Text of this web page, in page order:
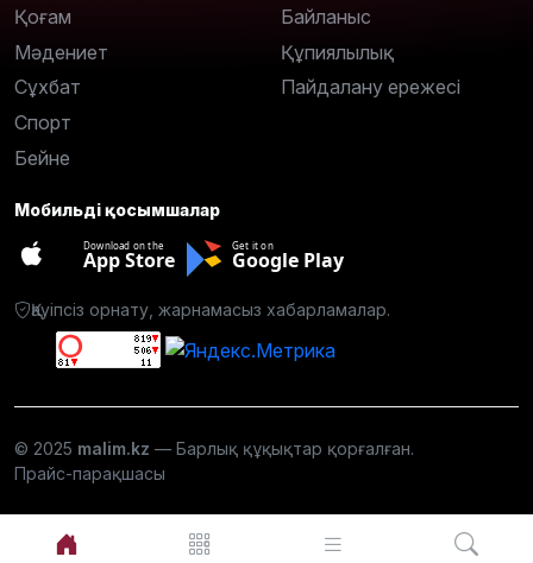
Қоғам
Мәдениет
Сұхбат
Спорт
Бейне
Байланыс
Құпиялылық
Пайдалану ережесі
Мобильді қосымшалар
Download on the
App Store
Get it on
Google Play
Қауіпсіз орнату, жарнамасыз хабарламалар.
© 2025 malim.kz — Барлық құқықтар қорғалған.
Прайс-парақшасы